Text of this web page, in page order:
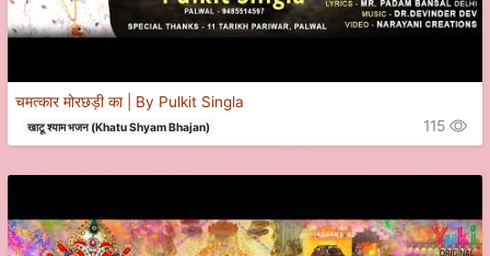
चमत्कार मोरछड़ी का | By Pulkit Singla
खाटू श्याम भजन (Khatu Shyam Bhajan) 115